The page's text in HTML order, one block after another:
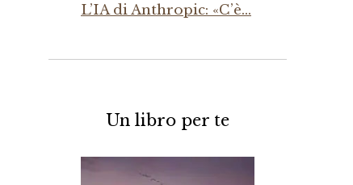
L’IA di Anthropic: «C’è…
Un libro per te